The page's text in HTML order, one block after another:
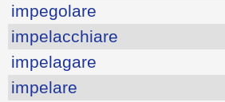
impegolare
impelacchiare
impelagare
impelare